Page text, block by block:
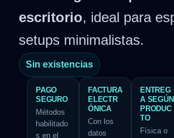
escritorio, ideal para
setups minimalistas.
Sin existencias
PAGO
SEGURO
Métodos
habilitado
s en el
FACTURA
ELECTR
ÓNICA
Con los
datos
ENTREG
A SEGÚN
PRODUC
TO
Física o